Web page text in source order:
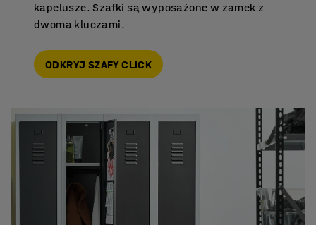
kapelusze. Szafki są wyposażone w zamek z
dwoma kluczami.
ODKRYJ SZAFY CLICK